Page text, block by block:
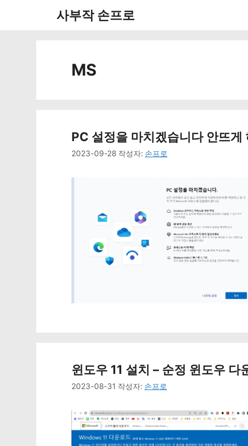
사부작 손프로
MS
PC 설정을 마치겠습니다 안뜨게
2023-09-28 작성자: 손프로
윈도우 11 설치 – 순정 윈도우
2023-08-31 작성자: 손프로